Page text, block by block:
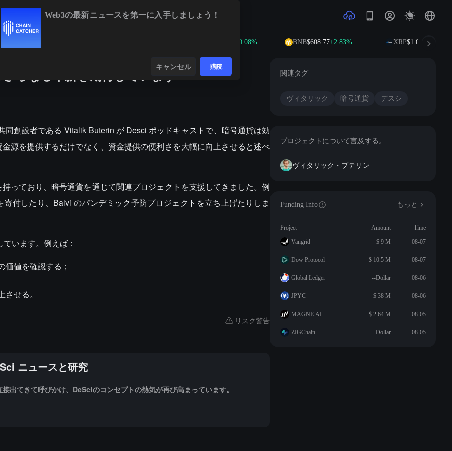
ー +0.08% BNB$608.77+2.83% XRP$1.04 +1.08%
らなる革新を期待しています
創設者である Vitalik Buterin が Desci ポッドキャストで、暗号通貨は効
源を提供するだけでなく、資金提供の便利さを大幅に向上させると述べ
っており、暗号通貨を通じて関連プロジェクトを支援してきました。例
付したり、Balvi のパンデミック予防プロジェクトを立ち上げたりしま
います。例えば：
値を確認する；
せる。
リスク警告
ニュースと研究
出てきて呼びかけ、DeSciのコンセプトの熱気が再び高まっています。
関連タグ
ヴィタリック 暗号通貨 デスシ
プロジェクトについて言及する。
ヴィタリック・ブテリン
Funding Info もっと
Project Amount
Time
Vangrid
$ 9 M 08-07
Dow Protocol $ 10.5 M 08-07
Global Ledger --Dollar 08-06
JPYC $ 38 M 08-06
MAGNE.AI $ 2.64 M 08-05
ZIGChain --Dollar 08-05
Web3の最新ニュースを第一に入手しましょう！
キャンセル 購読